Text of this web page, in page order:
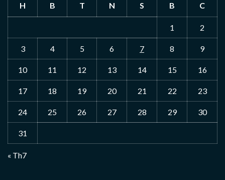
H B T N S B C
1 2
3 4 5 6 7 8 9
10 11 12 13 14 15 16
17 18 19 20 21 22 23
24 25 26 27 28 29 30
31
« Th7